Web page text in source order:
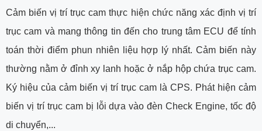
Cảm biến vị trí trục cam thực hiện chức năng xác định vị trí
trục cam và mang thông tin đến cho trung tâm ECU để tính
toán thời điểm phun nhiên liệu hợp lý nhất. Cảm biến này
thường nằm ở đỉnh xy lanh hoặc ở nắp hộp chứa trục cam.
Ký hiệu của cảm biến vị trí trục cam là CPS. Phát hiện cảm
biến vị trí trục cam bị lỗi dựa vào đèn Check Engine, tốc độ
di chuyển,...